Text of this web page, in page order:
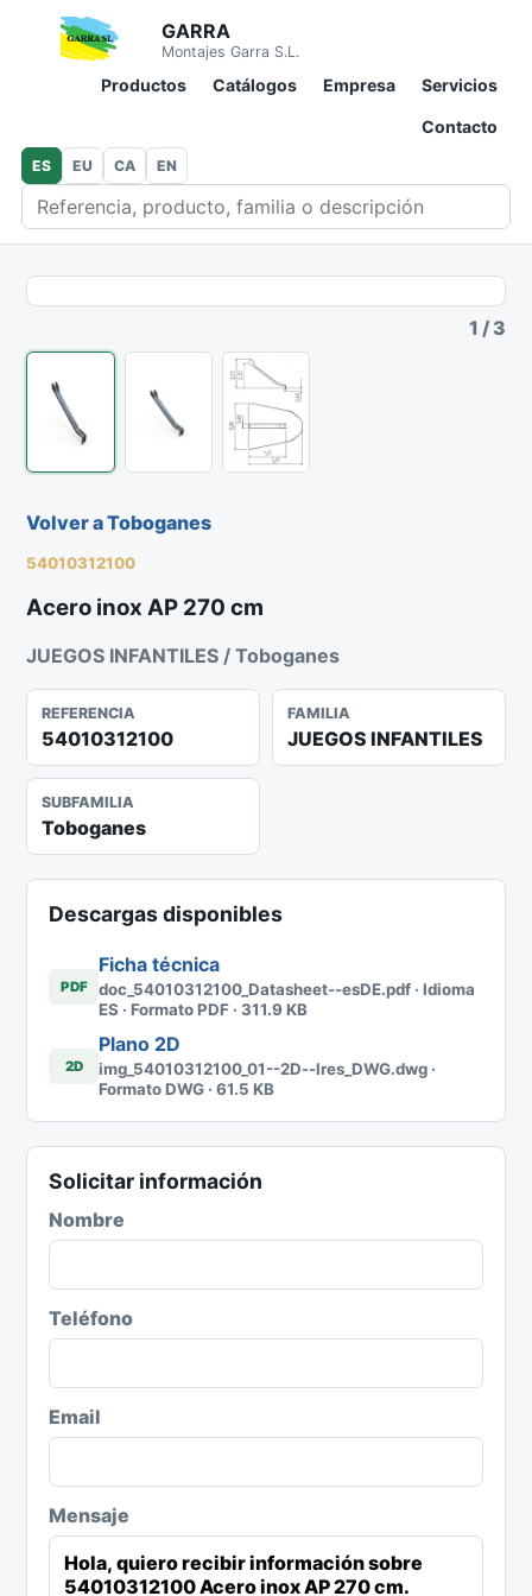
GARRA
Montajes Garra S.L.
Productos Catálogos Empresa Servicios
Contacto
Buscar en catálogo
ES EU CA EN
1 / 3
Volver a Toboganes
54010312100
Acero inox AP 270 cm
JUEGOS INFANTILES / Toboganes
REFERENCIA
54010312100
FAMILIA
JUEGOS INFANTILES
SUBFAMILIA
Toboganes
Descargas disponibles
PDF
Ficha técnica
doc_54010312100_Datasheet--esDE.pdf · Idioma
ES · Formato PDF · 311.9 KB
2D
Plano 2D
img_54010312100_01--2D--lres_DWG.dwg ·
Formato DWG · 61.5 KB
Solicitar información
Nombre
Teléfono
Email
Mensaje